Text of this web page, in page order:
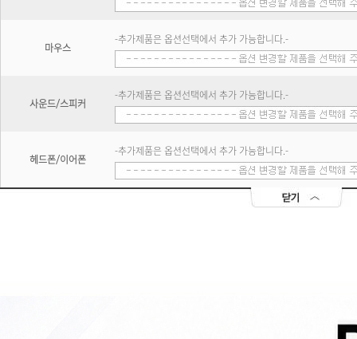
마우스
-추가제품은 옵션선택에서 추가 가능합니다.-
사운드/스피커
-추가제품은 옵션선택에서 추가 가능합니다.-
헤드폰/이어폰
-추가제품은 옵션선택에서 추가 가능합니다.-